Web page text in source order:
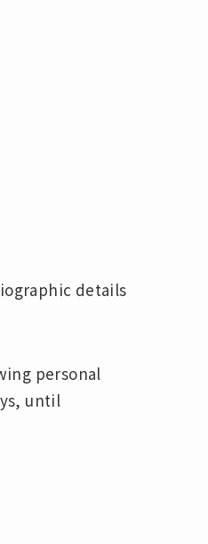
details
personal
until